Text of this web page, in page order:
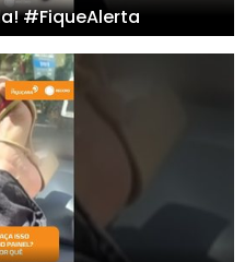
#FiqueAlerta